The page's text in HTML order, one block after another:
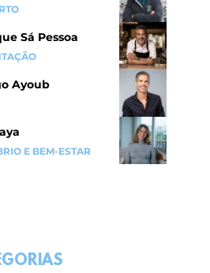
Sá Pessoa
Ayoub
E BEM-ESTAR